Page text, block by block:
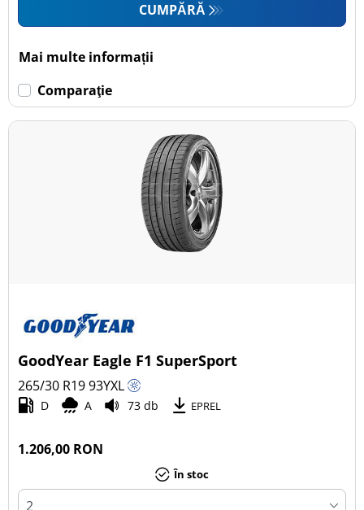
CUMPĂRĂ
Mai multe informații
Comparaţie
GoodYear Eagle F1 SuperSport
265/30 R1993YXL
D A 73 db EPREL
1.206,00 RON
În stoc